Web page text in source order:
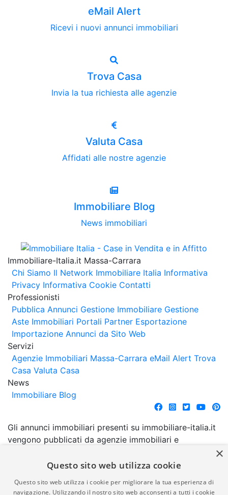
eMail Alert
Ricevi i nuovi annunci immobiliari
Trova Casa
Invia la tua richiesta alle agenzie
Valuta Casa
Affidati alle nostre agenzie
Immobiliare Blog
News immobiliari
Immobiliare-Italia.it Massa-Carrara
Chi Siamo Il Network Immobiliare Italia Informativa
Privacy Informativa Cookie Contatti
Professionisti
Pubblica Annunci Gestione Immobiliare Gestione
Aste Immobiliari Portali Partner Esportazione
Importazione Annunci da Sito Web
Servizi
Agenzie Immobiliari Massa-Carrara eMail Alert Trova
Casa Valuta Casa
News
Immobiliare Blog
Gli annunci immobiliari presenti su immobiliare-italia.it
vengono pubblicati da agenzie immobiliari e
comporta l'approvazione o l'avallo da parte di
garanzia da parte di quest'ultima. immobiliare-italia.it
×
Questo sito web utilizza cookie
Questo sito web utilizza i cookie per migliorare la tua esperienza di
navigazione. Utilizzando il nostro sito web acconsenti a tutti i cookie